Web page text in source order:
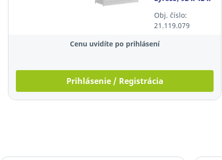
uzamykateľná,
biela
Obj. číslo:
21.119.079
Cenu uvidíte po prihlásení
Prihlásenie / Registrácia